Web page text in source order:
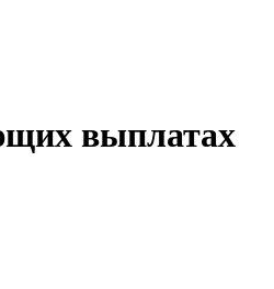
выплатах